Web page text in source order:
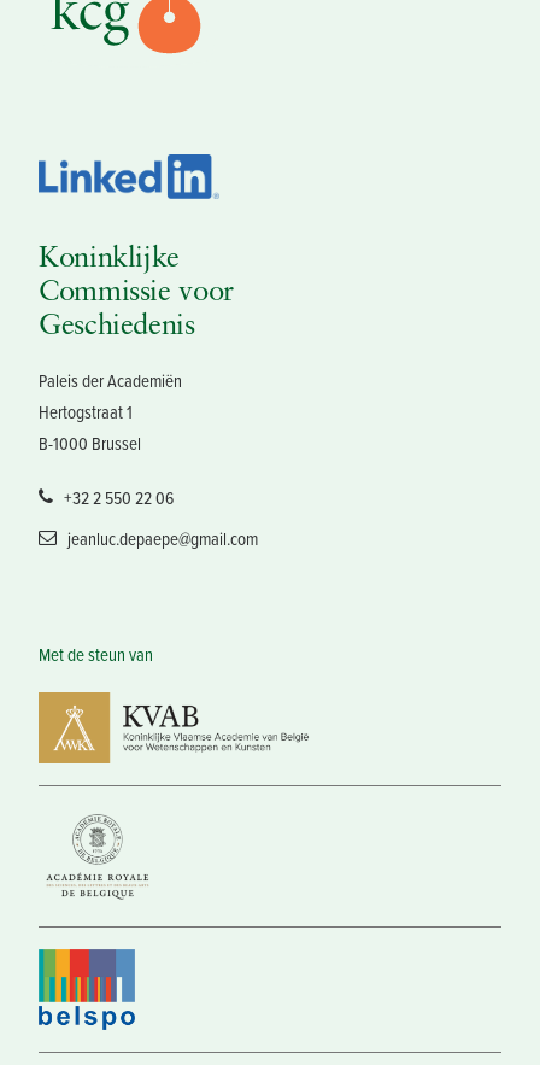
Koninklijke
Commissie voor
Geschiedenis
Paleis der Academiën
Hertogstraat 1
B-1000 Brussel
+32 2 550 22 06
jeanluc.depaepe@gmail.com
Met de steun van